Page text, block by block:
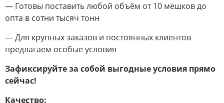
— Готовы поставить любой объём от 10 мешков до
опта в сотни тысяч тонн
— Для крупных заказов и постоянных клиентов
предлагаем особые условия
Зафиксируйте за собой выгодные условия прямо
сейчас!
Качество: